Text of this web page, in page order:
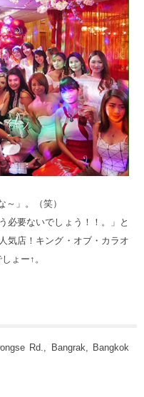
」。（笑）
必要ないでしょう！！。」と
気店！キング・オブ・カラオ
ょー↑。
Rd., Bangrak, Bangkok